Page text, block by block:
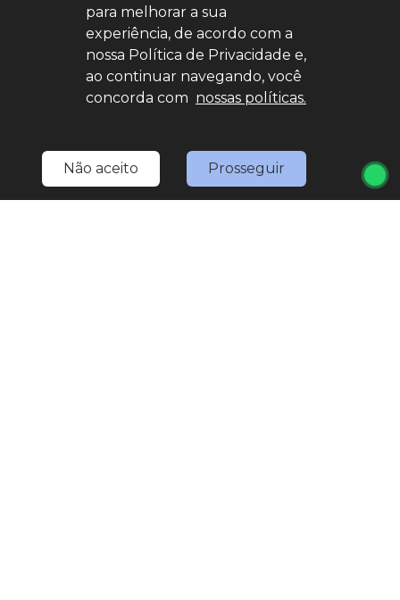
para melhorar a sua
experiência, de acordo com a
nossa Política de Privacidade e,
ao continuar navegando, você
concorda com nossas políticas.
Não aceito Prosseguir